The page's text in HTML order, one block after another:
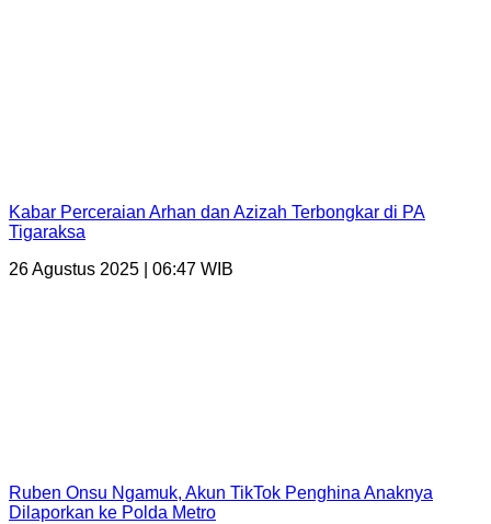
Kabar Perceraian Arhan dan Azizah Terbongkar di PA
Tigaraksa
26 Agustus 2025 | 06:47 WIB
Ruben Onsu Ngamuk, Akun TikTok Penghina Anaknya
Dilaporkan ke Polda Metro